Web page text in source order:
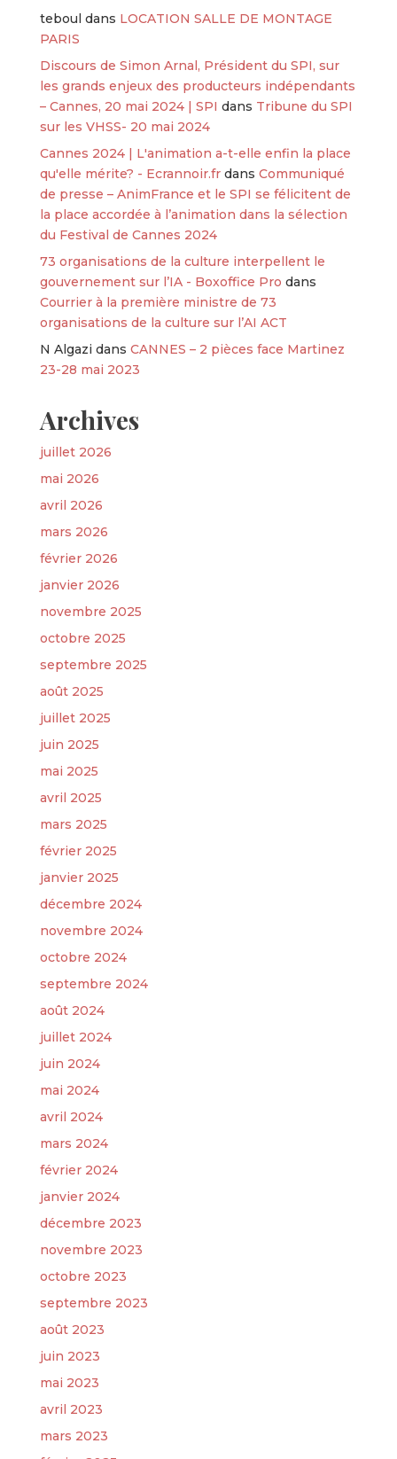
teboul dans LOCATION SALLE DE MONTAGE
PARIS
Discours de Simon Arnal, Président du SPI, sur
les grands enjeux des producteurs indépendants
– Cannes, 20 mai 2024 | SPI dans Tribune du SPI
sur les VHSS- 20 mai 2024
Cannes 2024 | L'animation a-t-elle enfin la place
qu'elle mérite? - Ecrannoir.frdans Communiqué
de presse – AnimFrance et le SPI se félicitent de
la place accordée à l’animation dans la sélection
du Festival de Cannes 2024
73 organisations de la culture interpellent le
gouvernement sur l’IA - Boxoffice Pro dans
Courrier à la première ministre de 73
organisations de la culture sur l’AI ACT
N Algazi dans CANNES – 2 pièces face Martinez
23-28 mai 2023
Archives
juillet 2026
mai 2026
avril 2026
mars 2026
février 2026
janvier 2026
novembre 2025
octobre 2025
septembre 2025
août 2025
juillet 2025
juin 2025
mai 2025
avril 2025
mars 2025
février 2025
janvier 2025
décembre 2024
novembre 2024
octobre 2024
septembre 2024
août 2024
juillet 2024
juin 2024
mai 2024
avril 2024
mars 2024
février 2024
janvier 2024
décembre 2023
novembre 2023
octobre 2023
septembre 2023
août 2023
juin 2023
mai 2023
avril 2023
mars 2023